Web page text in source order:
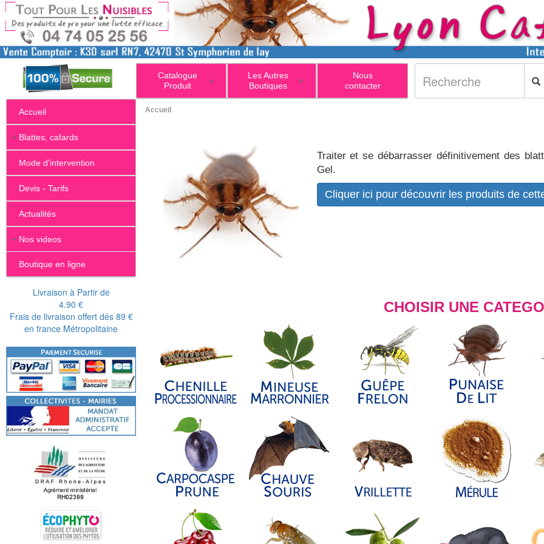
+
Catalogue
Produit
+
Les Autres
Boutiques
Nous
contacter
Accueil
+ Blattes, cafards
Mode d'intervention
Devis - Tarifs
Actualités
+ Nos videos
Boutique en ligne
Livraison à Partir de
4.90 €
Frais de livraison offert dés 89 €
en france Métropolitaine
Accueil
Traiter et se débarrasser définitivement des
Gel.
Cliquer ici pour découvrir les produits de
CHOISIR UNE